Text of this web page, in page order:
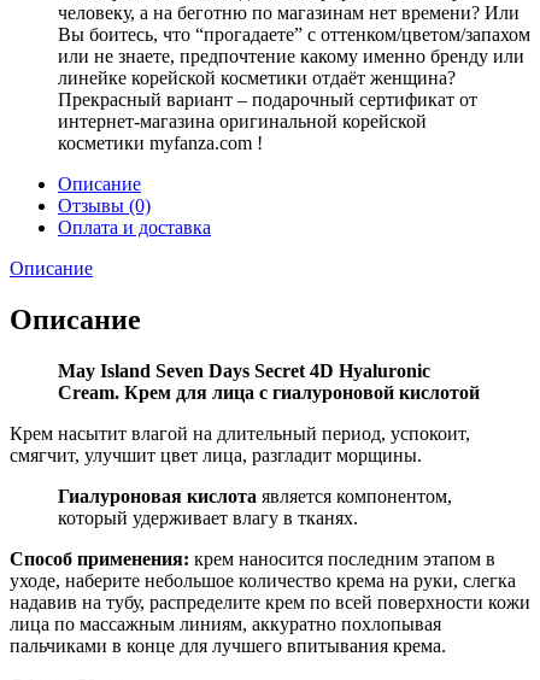
человеку, а на беготню по магазинам нет времени? Или
Вы боитесь, что “прогадаете” с оттенком/цветом/запахом
или не знаете, предпочтение какому именно бренду или
линейке корейской косметики отдаёт женщина?
Прекрасный вариант – подарочный сертификат от
интернет-магазина оригинальной корейской
косметики myfanza.com !
Описание
Отзывы (0)
Оплата и доставка
Описание
Описание
May Island Seven Days Secret 4D Hyaluronic
Cream. Крем для лица с гиалуроновой кислотой
Крем насытит влагой на длительный период, успокоит,
смягчит, улучшит цвет лица, разгладит морщины.
Гиалуроновая кислота является компонентом,
который удерживает влагу в тканях.
Способ применения: крем наносится последним этапом в
уходе, наберите небольшое количество крема на руки, слегка
надавив на тубу, распределите крем по всей поверхности кожи
лица по массажным линиям, аккуратно похлопывая
пальчиками в конце для лучшего впитывания крема.